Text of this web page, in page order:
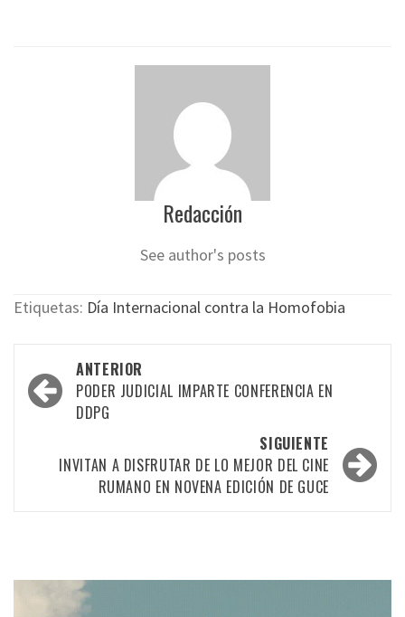
Redacción
See author's posts
Etiquetas: Día Internacional contra la Homofobia
Navegación
por
entradas
ANTERIOR
PODER JUDICIAL IMPARTE CONFERENCIA EN
DDPG
SIGUIENTE
INVITAN A DISFRUTAR DE LO MEJOR DEL CINE
RUMANO EN NOVENA EDICIÓN DE GUCE